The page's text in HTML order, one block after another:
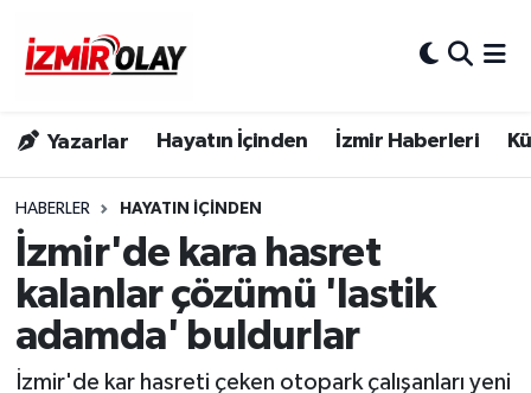
Yazarlar Hayatın İçinden İzmir Haberleri
HABERLER HAYATIN İÇINDEN
İzmir'de kara hasret
kalanlar çözümü 'lastik
adamda' buldurlar
İzmir'de kar hasreti çeken otopark çalışanları yeni
Konak Trafik Yoğunluk Haritası
Süper Lig Puan Durumu ve Fikstür
Tüm Manşetler
Son Dakika Haberleri